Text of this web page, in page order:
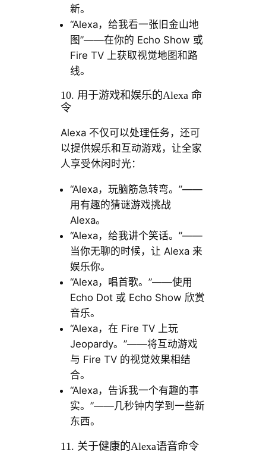
新。
“Alexa，给我看一张旧金山地
图”——在你的 Echo Show 或
Fire TV 上获取视觉地图和路
线。
10. 用于游戏和娱乐的Alexa 命
令
Alexa 不仅可以处理任务，还可
以提供娱乐和互动游戏，让全家
人享受休闲时光：
“Alexa，玩脑筋急转弯。”——
用有趣的猜谜游戏挑战
Alexa。
“Alexa，给我讲个笑话。”——
当你无聊的时候，让 Alexa 来
娱乐你。
“Alexa，唱首歌。”——使用
Echo Dot 或 Echo Show 欣赏
音乐。
“Alexa，在 Fire TV 上玩
Jeopardy。”——将互动游戏
与 Fire TV 的视觉效果相结
合。
“Alexa，告诉我一个有趣的事
实。”——几秒钟内学到一些新
东西。
11. 关于健康的Alexa语音命令